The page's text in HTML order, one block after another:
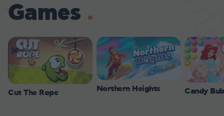
Games
Cut The Rope Northern Heights Candy